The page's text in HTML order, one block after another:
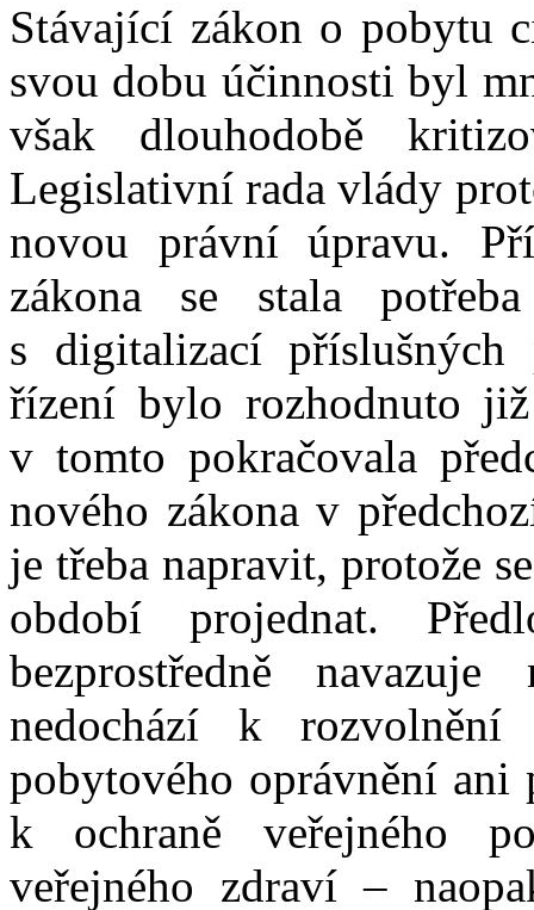
Stávající zákon o pobytu
svou dobu účinnosti byl
však dlouhodobě
Legislativní rada vlády
novou právní úpravu.
zákona se stala
s digitalizací příslušných
řízení bylo rozhodnuto
v tomto pokračovala
nového zákona v
je třeba napravit, protože
období projednat.
bezprostředně
nedochází k
pobytového oprávnění
k ochraně veřejného
veřejného zdraví –